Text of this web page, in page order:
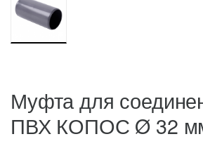
Муфта для
ПВХ КОПОС Ø 32